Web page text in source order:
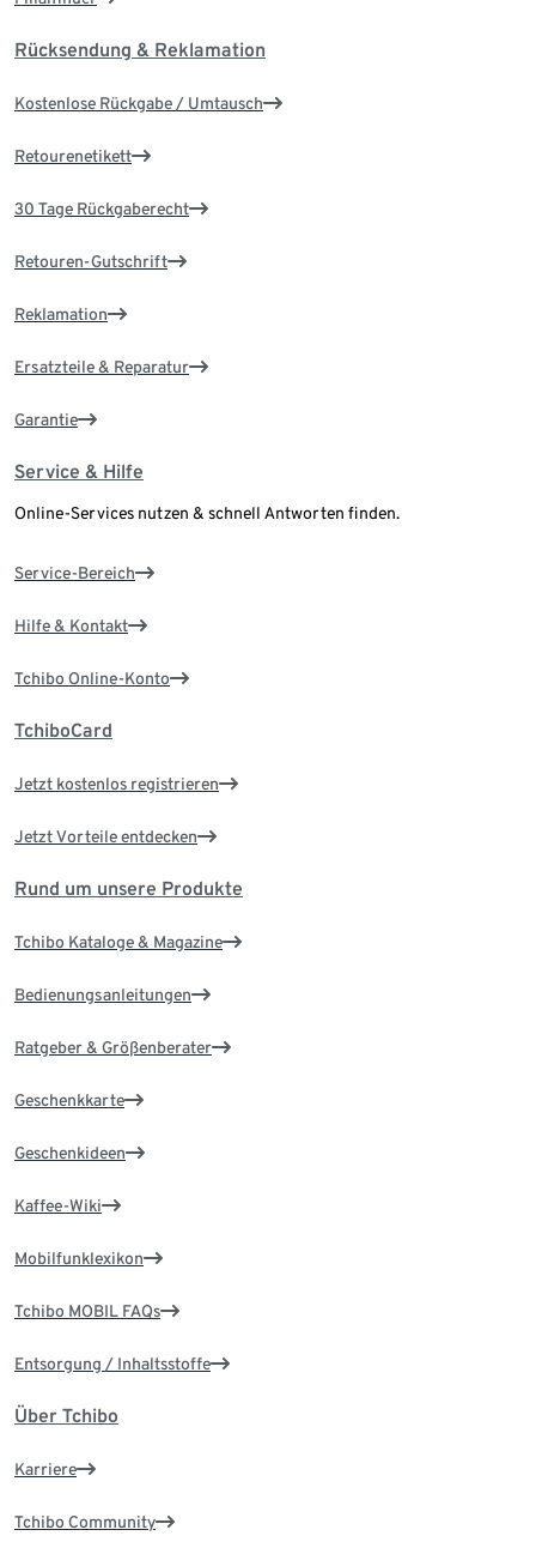
Rücksendung & Reklamation
Kostenlose Rückgabe / Umtausch
Retourenetikett
30 Tage Rückgaberecht
Retouren-Gutschrift
Reklamation
Ersatzteile & Reparatur
Garantie
Service & Hilfe
Online-Services nutzen & schnell Antworten finden.
Service-Bereich
Hilfe & Kontakt
Tchibo Online-Konto
TchiboCard
Jetzt kostenlos registrieren
Jetzt Vorteile entdecken
Rund um unsere Produkte
Tchibo Kataloge & Magazine
Bedienungsanleitungen
Ratgeber & Größenberater
Geschenkkarte
Geschenkideen
Kaffee-Wiki
Mobilfunklexikon
Tchibo MOBIL FAQs
Entsorgung / Inhaltsstoffe
Über Tchibo
Karriere
Tchibo Community